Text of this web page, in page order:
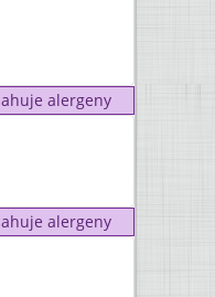
alergeny
alergeny